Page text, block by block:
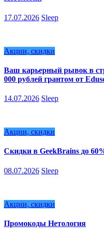
17.07.2026 Sleep
Акции, скидки
Ваш карьерный рывок в
000 рублей грантом от
14.07.2026 Sleep
Акции, скидки
Скидки в GeekBrains до
08.07.2026 Sleep
Акции, скидки
Промокоды Нетология